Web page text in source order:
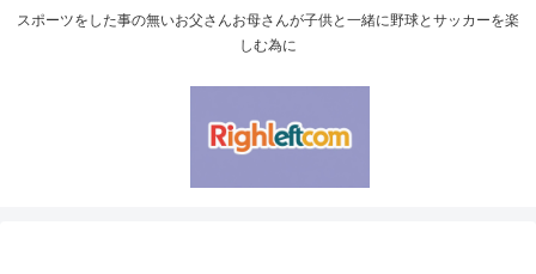
スポーツをした事の無いお父さんお母さんが子供と一緒に野球とサッカーを楽
しむ為に